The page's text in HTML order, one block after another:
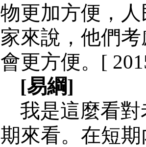
物更加方便，
家來說，他們
會更方便。 [
[易綱]
我是這麼看
期來看。在短